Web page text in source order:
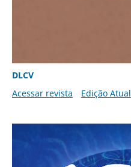
DLCV
Acessar revista
Edição Atual